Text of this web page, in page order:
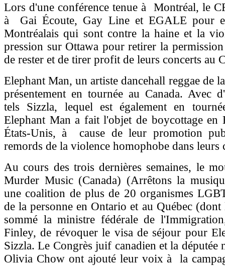
Lors d'une conférence tenue à Montréal, le
à Gai Écoute, Gay Line et EGALE pour
Montréalais qui sont contre la haine et la
pression sur Ottawa pour retirer la
de rester et de tirer profit de leurs concerts au
Elephant Man, un artiste dancehall reggae de
présentement en tournée au Canada. Avec
tels Sizzla, lequel est également en
Elephant Man a fait l'objet de boycottage en
États-Unis, à cause de leur promotion
remords de la violence homophobe dans leurs
Au cours des trois dernières semaines, le
Murder Music (Canada) (Arrêtons la
une coalition de plus de 20 organismes
de la personne en Ontario et au Québec
sommé la ministre fédérale de
Finley, de révoquer le visa de séjour pour
Sizzla. Le Congrès juif canadien et la députée
Olivia Chow ont ajouté leur voix à la